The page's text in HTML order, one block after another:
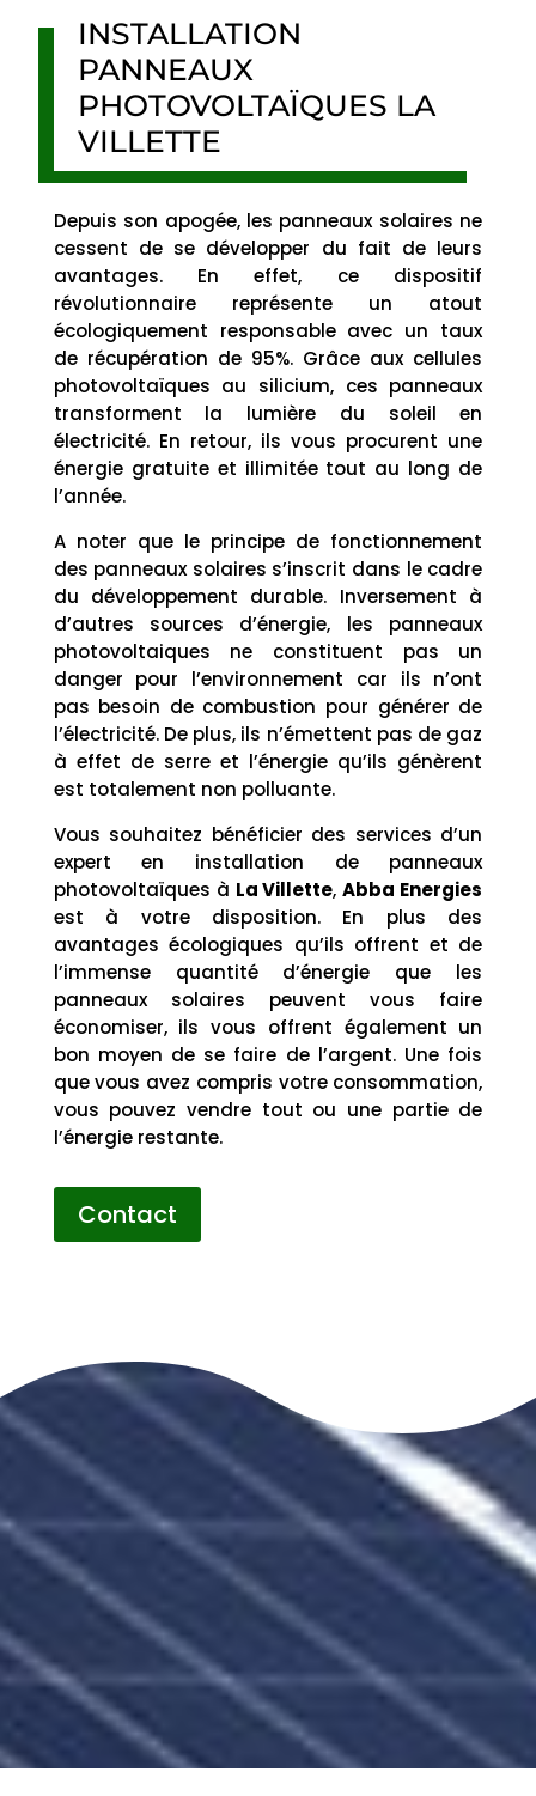
INSTALLATION
PANNEAUX
PHOTOVOLTAÏQUES LA
VILLETTE
Depuis son apogée, les panneaux solaires ne
cessent de se développer du fait de leurs
avantages. En effet, ce dispositif
révolutionnaire représente un atout
écologiquement responsable avec un taux
de récupération de 95%. Grâce aux cellules
photovoltaïques au silicium, ces panneaux
transforment la lumière du soleil en
électricité. En retour, ils vous procurent une
énergie gratuite et illimitée tout au long de
l’année.
A noter que le principe de fonctionnement
des panneaux solaires s’inscrit dans le cadre
du développement durable. Inversement à
d’autres sources d’énergie, les panneaux
photovoltaiques ne constituent pas un
danger pour l’environnement car ils n’ont
pas besoin de combustion pour générer de
l’électricité. De plus, ils n’émettent pas de gaz
à effet de serre et l’énergie qu’ils génèrent
est totalement non polluante.
Vous souhaitez bénéficier des services d’un
expert en installation de panneaux
photovoltaïques à La Villette,Abba Energies
est à votre disposition. En plus des
avantages écologiques qu’ils offrent et de
l’immense quantité d’énergie que les
panneaux solaires peuvent vous faire
économiser, ils vous offrent également un
bon moyen de se faire de l’argent. Une fois
que vous avez compris votre consommation,
vous pouvez vendre tout ou une partie de
l’énergie restante.
Contact